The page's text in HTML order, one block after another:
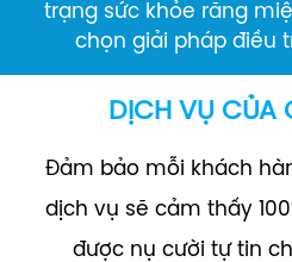
trạng sức khỏe răng
chọn giải pháp điều
DỊCH VỤ CỦA
Đảm bảo mỗi khách
dịch vụ sẽ cảm thấy
được nụ cười tự tin